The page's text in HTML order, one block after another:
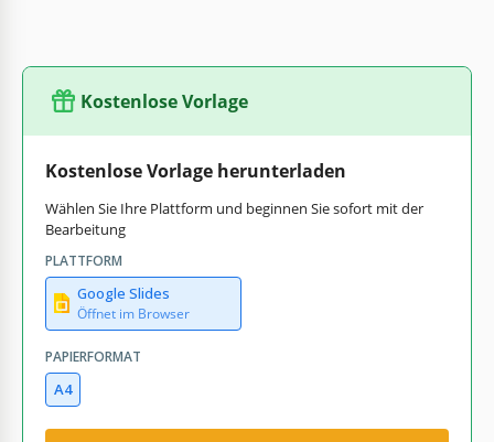
Kostenlose Vorlage
Kostenlose Vorlage herunterladen
Wählen Sie Ihre Plattform und beginnen Sie sofort mit der
Bearbeitung
PLATTFORM
Google Slides
Öffnet im Browser
PAPIERFORMAT
A4